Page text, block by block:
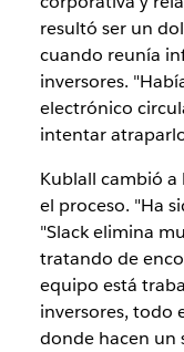
resultó ser un
cuando reunía
inversores.
electrónico
intentar
Kublall cambió a
el proceso. "Ha
"Slack elimina
tratando de
equipo está
inversores, todo
donde hacen un